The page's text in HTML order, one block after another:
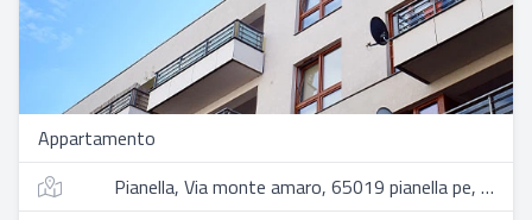
Appartamento
Pianella, Via monte amaro, 65019 pianella pe, italia